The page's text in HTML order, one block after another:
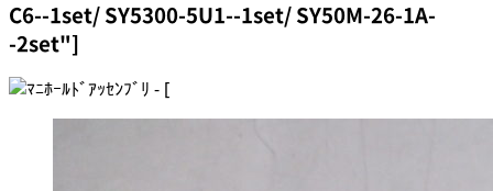
C6--1set/ SY5300-5U1--1set/ SY50M-26-1A-
-2set"]